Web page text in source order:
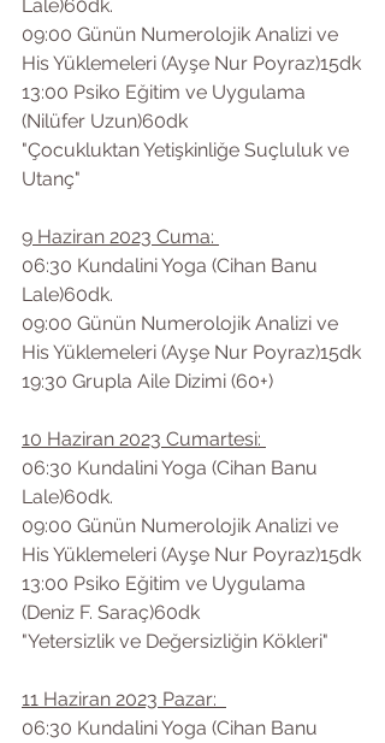
Lale)60dk.
09:00 Günün Numerolojik Analizi ve
His Yüklemeleri (Ayşe Nur Poyraz)15dk
13:00 Psiko Eğitim ve Uygulama
(Nilüfer Uzun)60dk
"Çocukluktan Yetişkinliğe Suçluluk ve
Utanç"
9 Haziran 2023 Cuma:
06:30 Kundalini Yoga (Cihan Banu
Lale)60dk.
09:00 Günün Numerolojik Analizi ve
His Yüklemeleri (Ayşe Nur Poyraz)15dk
19:30 Grupla Aile Dizimi (60+)
10 Haziran 2023 Cumartesi:
06:30 Kundalini Yoga (Cihan Banu
Lale)60dk.
09:00 Günün Numerolojik Analizi ve
His Yüklemeleri (Ayşe Nur Poyraz)15dk
13:00 Psiko Eğitim ve Uygulama
(Deniz F. Saraç)60dk
"Yetersizlik ve Değersizliğin Kökleri"
11 Haziran 2023 Pazar:
06:30 Kundalini Yoga (Cihan Banu